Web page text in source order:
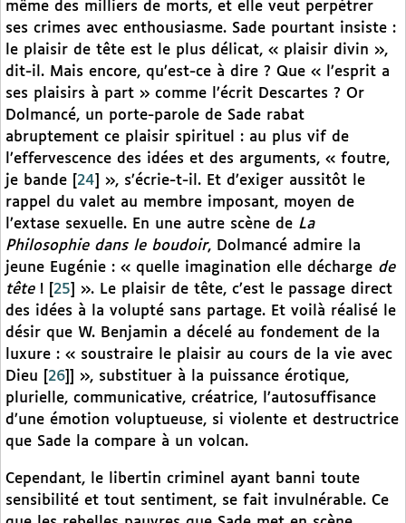
même des milliers de morts, et elle veut perpétrer
ses crimes avec enthousiasme. Sade pourtant insiste :
le plaisir de tête est le plus délicat, « plaisir divin »,
dit-il. Mais encore, qu’est-ce à dire ? Que « l’esprit a
ses plaisirs à part » comme l’écrit Descartes ? Or
Dolmancé, un porte-parole de Sade rabat
abruptement ce plaisir spirituel : au plus vif de
l’effervescence des idées et des arguments, « foutre,
je bande
24
», s’écrie-t-il. Et d’exiger aussitôt le
rappel du valet au membre imposant, moyen de
l’extase sexuelle. En une autre scène de La
Philosophie dans le boudoir, Dolmancé admire la
jeune Eugénie : « quelle imagination elle décharge de
tête! 25
». Le plaisir de tête, c’est le passage direct
des idées à la volupté sans partage. Et voilà réalisé le
désir que W. Benjamin a décelé au fondement de la
luxure : « soustraire le plaisir au cours de la vie avec
Dieu
26
] », substituer à la puissance érotique,
plurielle, communicative, créatrice, l’autosuffisance
d’une émotion voluptueuse, si violente et destructrice
que Sade la compare à un volcan.
Cependant, le libertin criminel ayant banni toute
sensibilité et tout sentiment, se fait invulnérable. Ce